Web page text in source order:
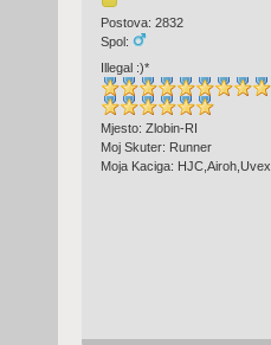
Postova: 2832
Spol:
Illegal :)*
Mjesto: Zlobin-RI
Moj Skuter: Runner
Moja Kaciga: HJC,Airoh,Uvex